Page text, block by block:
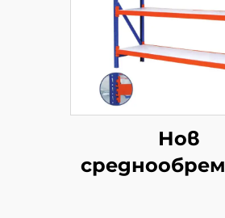
Нов